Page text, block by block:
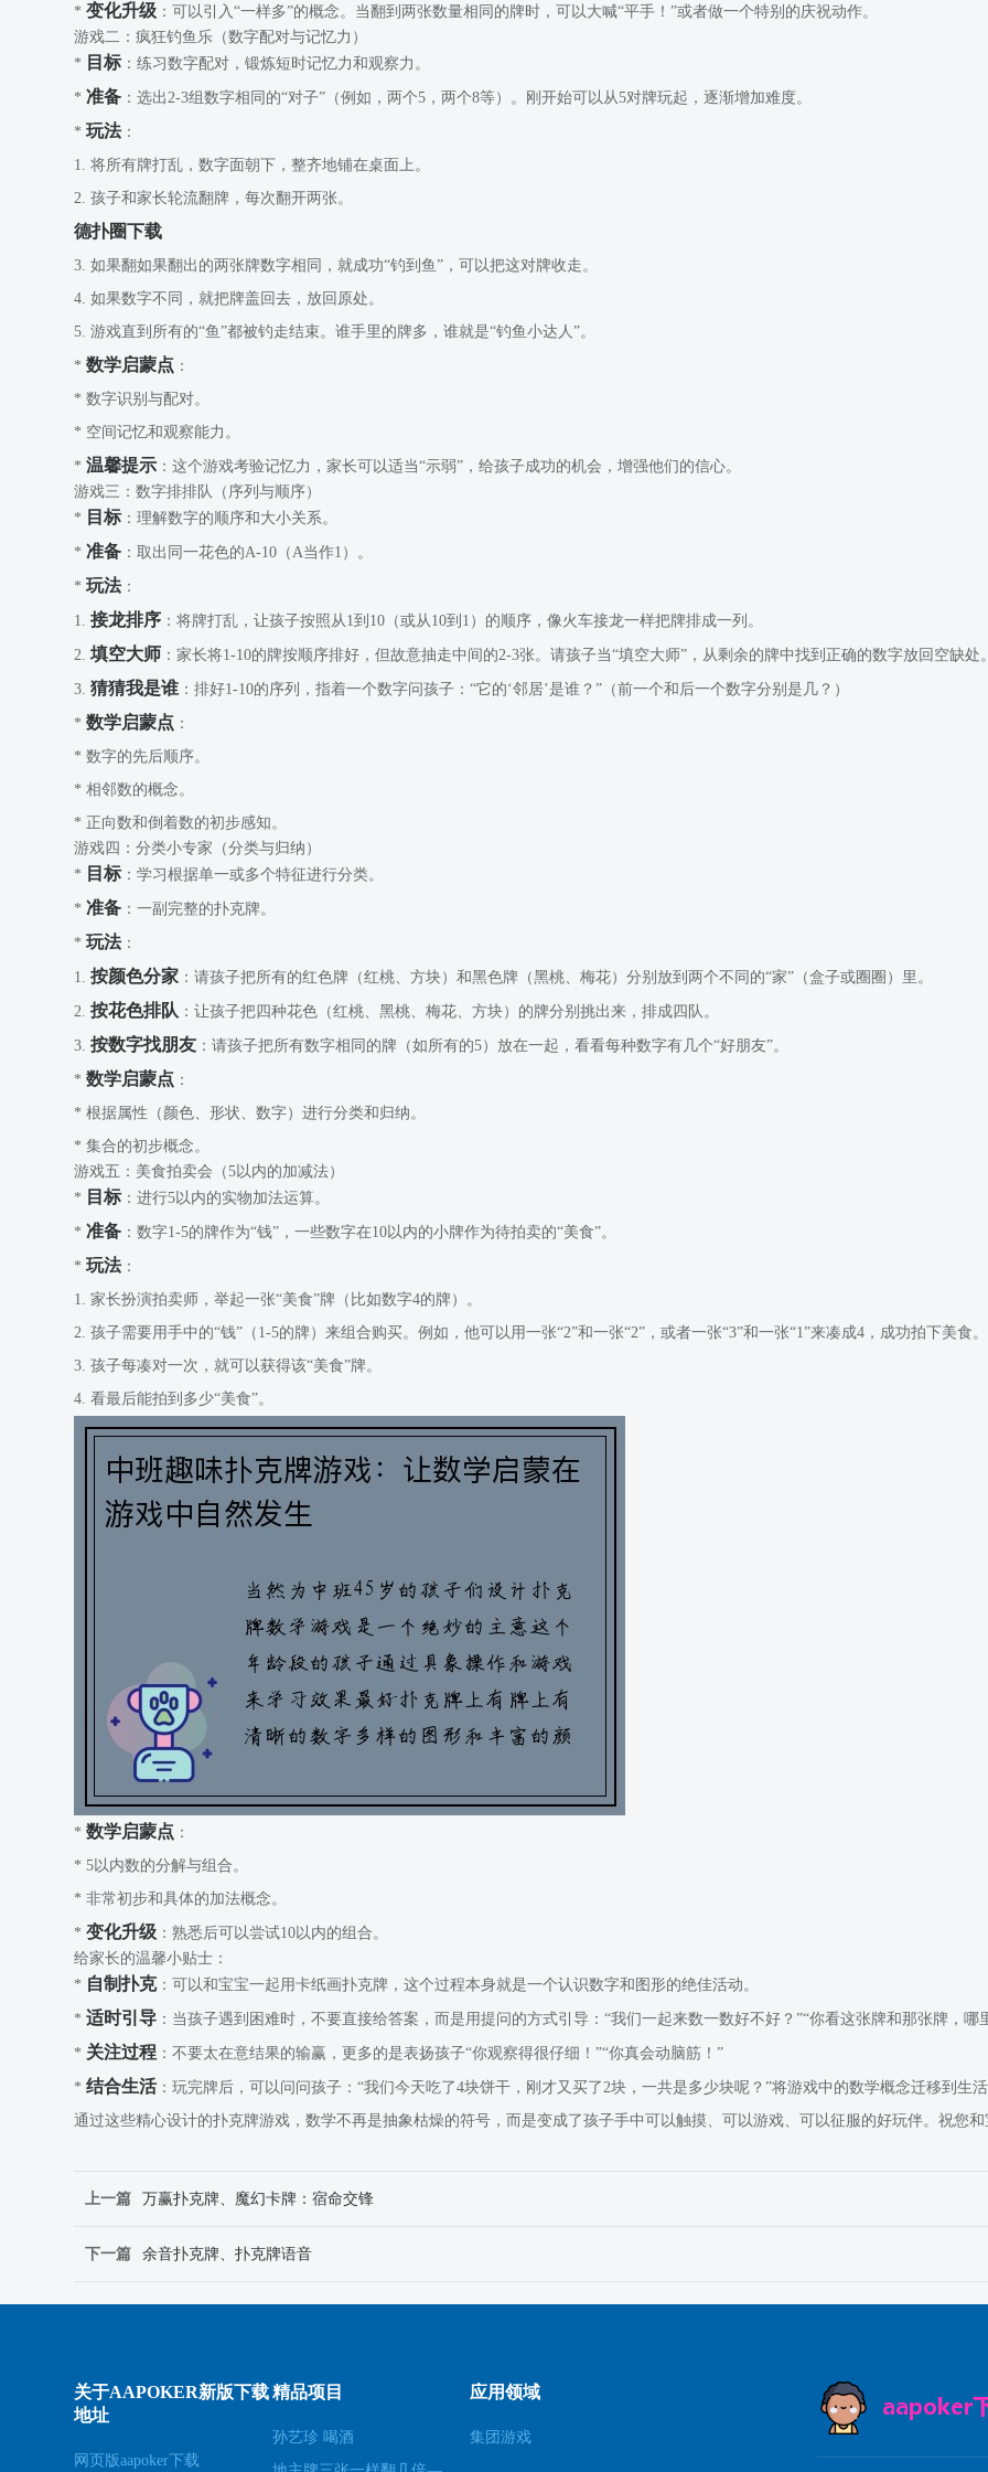
*变化升级 ：可以引入“一样多”的概念。当翻到两张数量相同的牌时，可以大喊“平手！”或者做一个特别的庆祝动作。
游戏二：疯狂钓鱼乐（数字配对与记忆力）
* 目标：练习数字配对，锻炼短时记忆力和观察力。
* 准备 ：选出2-3组数字相同的“对子”（例如，两个5，两个8等）。刚开始可以从5对牌玩起，逐渐增加难度。
*玩法：
1. 将所有牌打乱，数字面朝下，整齐地铺在桌面上。
2. 孩子和家长轮流翻牌，每次翻开两张。
德扑圈下载
3. 如果翻如果翻出的两张牌数字相同，就成功“钓到鱼”，可以把这对牌收走。
4. 如果数字不同，就把牌盖回去，放回原处。
5. 游戏直到所有的“鱼”都被钓走结束。谁手里的牌多，谁就是“钓鱼小达人”。
*数学启蒙点 ：
* 数字识别与配对。
* 空间记忆和观察能力。
*温馨提示 ：这个游戏考验记忆力，家长可以适当“示弱”，给孩子成功的机会，增强他们的信心。
游戏三：数字排排队（序列与顺序）
* 目标：理解数字的顺序和大小关系。
* 准备 ：取出同一花色的A-10（A当作1）。
*玩法：
1.接龙排序 ：将牌打乱，让孩子按照从1到10（或从10到1）的顺序，像火车接龙一样把牌排成一列。
2.填空大师 ：家长将1-10的牌按顺序排好，但故意抽走中间的2-3张。请孩子当“填空大师”，从剩余的牌中找到正确的数字放回空缺处
3.猜猜我是谁 ：排好1-10的序列，指着一个数字问孩子：“它的‘邻居’是谁？”（前一个和后一个数字分别是几？）
*数学启蒙点 ：
* 数字的先后顺序。
* 相邻数的概念。
* 正向数和倒着数的初步感知。
游戏四：分类小专家（分类与归纳）
* 目标：学习根据单一或多个特征进行分类。
* 准备 ：一副完整的扑克牌。
*玩法：
1.按颜色分家 ：请孩子把所有的红色牌（红桃、方块）和黑色牌（黑桃、梅花）分别放到两个不同的“家”（盒子或圈圈）里。
2.按花色排队 ：让孩子把四种花色（红桃、黑桃、梅花、方块）的牌分别挑出来，排成四队。
3.按数字找朋友 ：请孩子把所有数字相同的牌（如所有的5）放在一起，看看每种数字有几个“好朋友”。
*数学启蒙点 ：
* 根据属性（颜色、形状、数字）进行分类和归纳。
* 集合的初步概念。
游戏五：美食拍卖会（5以内的加减法）
* 目标：进行5以内的实物加法运算。
* 准备 ：数字1-5的牌作为“钱”，一些数字在10以内的小牌作为待拍卖的“美食”。
*玩法：
1. 家长扮演拍卖师，举起一张“美食”牌（比如数字4的牌）。
2. 孩子需要用手中的“钱”（1-5的牌）来组合购买。例如，他可以用一张“2”和一张“2”，或者一张“3”和一张“1”来凑成4，成功拍下美食。
3. 孩子每凑对一次，就可以获得该“美食”牌。
4. 看最后能拍到多少“美食”。
*数学启蒙点 ：
* 5以内数的分解与组合。
* 非常初步和具体的加法概念。
*变化升级 ：熟悉后可以尝试10以内的组合。
给家长的温馨小贴士：
* 自制扑克：可以和宝宝一起用卡纸画扑克牌，这个过程本身就是一个认识数字和图形的绝佳活动。
*适时引导 ：当孩子遇到困难时，不要直接给答案，而是用提问的方式引导：“我们一起来数一数好不好？”“你看这张牌和那张牌，哪
* 关注过程 ：不要太在意结果的输赢，更多的是表扬孩子“你观察得很仔细！”“你真会动脑筋！”
*结合生活：玩完牌后，可以问问孩子：“我们今天吃了4块饼干，刚才又买了2块，一共是多少块呢？”将游戏中的数学概念迁移到生
通过这些精心设计的扑克牌游戏，数学不再是抽象枯燥的符号，而是变成了孩子手中可以触摸、可以游戏、可以征服的好玩伴。祝您
上一篇 万赢扑克牌、魔幻卡牌：宿命交锋
下一篇 余音扑克牌、扑克牌语音
关于AAPOKER新版下载
地址
网页版aapoker下载
精品项目
孙艺珍 喝酒
应用领域
集团游戏